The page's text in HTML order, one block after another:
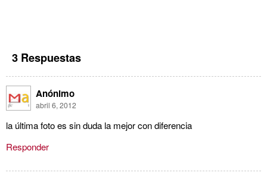
3 Respuestas
Anónimo
abril 6, 2012
la última foto es sin duda la mejor con diferencia
Responder